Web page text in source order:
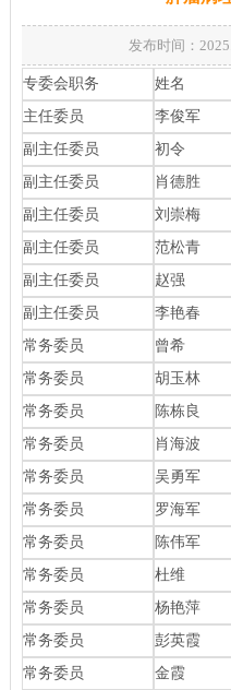
发布时间：
专委会职务 姓名
主任委员
李俊军
副主任委员
初令
副主任委员
肖德胜
副主任委员
刘崇梅
副主任委员
范松青
副主任委员
赵强
副主任委员
李艳春
常务委员
曾希
常务委员
胡玉林
常务委员
陈栋良
常务委员
肖海波
常务委员
吴勇军
常务委员
罗海军
常务委员
陈伟军
常务委员
杜维
常务委员
杨艳萍
常务委员
彭英霞
常务委员
金霞